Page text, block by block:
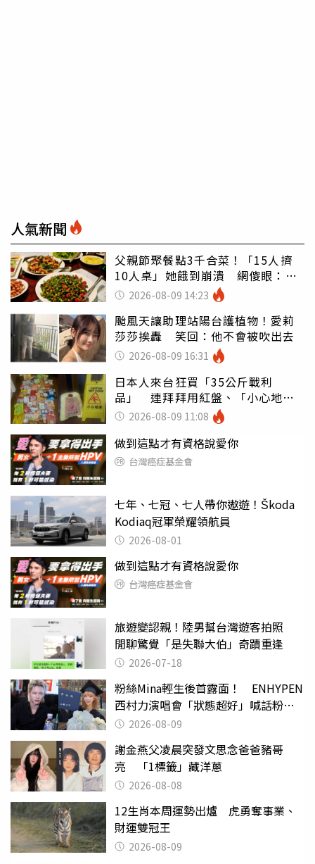
人氣新聞
父親節聚餐點3千合菜！「15人擠
10人桌」她餓到崩潰 網傻眼：讓
店家看笑話
2026-08-09 14:23
颱風天讓助理站陽台護植物！愛莉
莎莎挨轟 笑回：他不會被吹出去
2026-08-09 16:31
日本人來台狂買「35公斤戰利
品」 連拜拜用紅盤、「小心地
滑」告示牌也帶回家
2026-08-09 11:08
做到這點才有資格說愛你
台灣癌症基金會
七年、七冠、七人帶你遨遊！Škoda
Kodiaq冠軍榮耀領航員
2026-08-01
做到這點才有資格說愛你
台灣癌症基金會
旅遊變認親！陸男幫台灣遊客拍照
閒聊驚覺「是失聯大伯」奇蹟重逢
2026-07-18
粉絲Mina輕生後首露面！ ENHYPEN
西村力演唱會「狀態超好」喊話粉
絲：我們心意相通
2026-08-09
謝金燕父凌晨突發文思念爸爸豬哥
亮 「1標籤」藏洋蔥
2026-08-08
12生肖本周運勢出爐 虎勇奪事業、
財運雙冠王
2026-08-09